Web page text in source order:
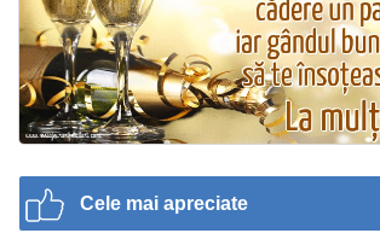
Cele mai apreciate